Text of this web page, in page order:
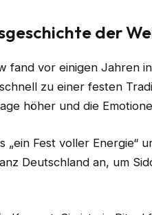
der
fand vor einigen Jahren
zu einer festen
höher und die
„ein Fest voller Energie“
Deutschland an, um